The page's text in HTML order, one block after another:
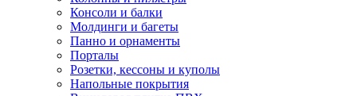
Консоли и балки
Молдинги и багеты
Панно и орнаменты
Порталы
Розетки, кессоны и куполы
Напольные покрытия